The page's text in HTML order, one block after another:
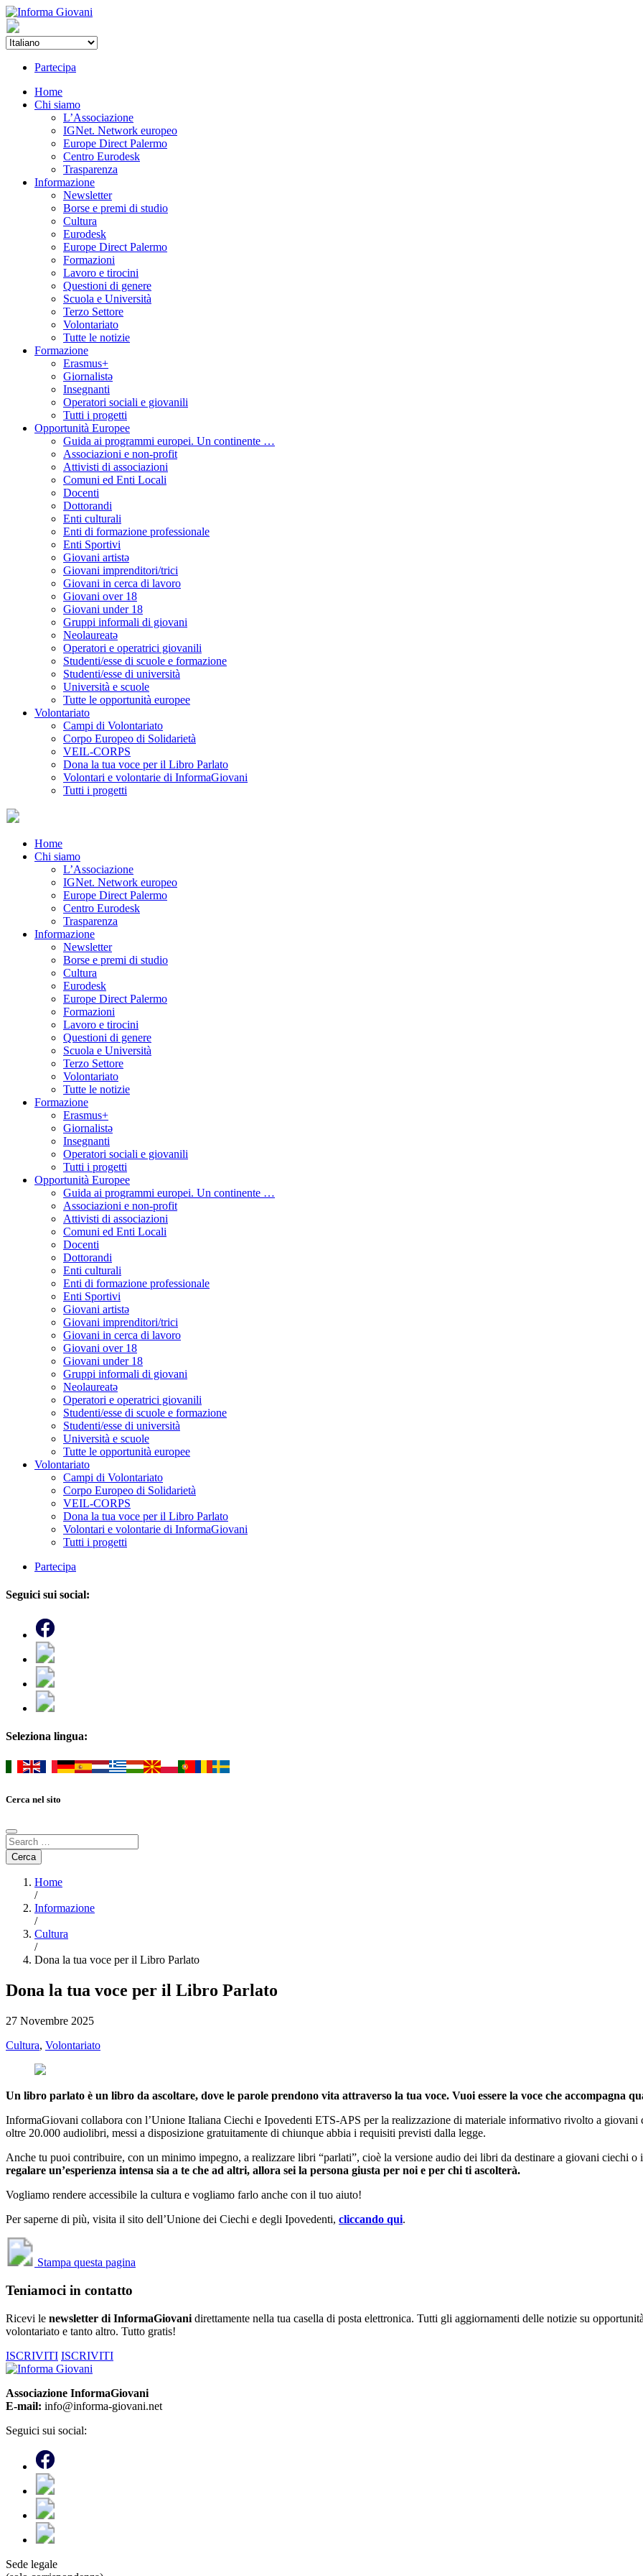
Partecipa
Home
Chi siamo
L’Associazione
IGNet. Network europeo
Europe Direct Palermo
Centro Eurodesk
Trasparenza
Informazione
Newsletter
Borse e premi di studio
Cultura
Eurodesk
Europe Direct Palermo
Formazioni
Lavoro e tirocini
Questioni di genere
Scuola e Università
Terzo Settore
Volontariato
Tutte le notizie
Formazione
Erasmus+
Giornalistə
Insegnanti
Operatori sociali e giovanili
Tutti i progetti
Opportunità Europee
Guida ai programmi europei. Un continente …
Associazioni e non-profit
Attivisti di associazioni
Comuni ed Enti Locali
Docenti
Dottorandi
Enti culturali
Enti di formazione professionale
Enti Sportivi
Giovani artistə
Giovani imprenditori/trici
Giovani in cerca di lavoro
Giovani over 18
Giovani under 18
Gruppi informali di giovani
Neolaureatə
Operatori e operatrici giovanili
Studenti/esse di scuole e formazione
Studenti/esse di università
Università e scuole
Tutte le opportunità europee
Volontariato
Campi di Volontariato
Corpo Europeo di Solidarietà
VEIL-CORPS
Dona la tua voce per il Libro Parlato
Volontari e volontarie di InformaGiovani
Tutti i progetti
Home
Chi siamo
L’Associazione
IGNet. Network europeo
Europe Direct Palermo
Centro Eurodesk
Trasparenza
Informazione
Newsletter
Borse e premi di studio
Cultura
Eurodesk
Europe Direct Palermo
Formazioni
Lavoro e tirocini
Questioni di genere
Scuola e Università
Terzo Settore
Volontariato
Tutte le notizie
Formazione
Erasmus+
Giornalistə
Insegnanti
Operatori sociali e giovanili
Tutti i progetti
Opportunità Europee
Guida ai programmi europei. Un continente …
Associazioni e non-profit
Attivisti di associazioni
Comuni ed Enti Locali
Docenti
Dottorandi
Enti culturali
Enti di formazione professionale
Enti Sportivi
Giovani artistə
Giovani imprenditori/trici
Giovani in cerca di lavoro
Giovani over 18
Giovani under 18
Gruppi informali di giovani
Neolaureatə
Operatori e operatrici giovanili
Studenti/esse di scuole e formazione
Studenti/esse di università
Università e scuole
Tutte le opportunità europee
Volontariato
Campi di Volontariato
Corpo Europeo di Solidarietà
VEIL-CORPS
Dona la tua voce per il Libro Parlato
Volontari e volontarie di InformaGiovani
Tutti i progetti
Partecipa
Seguici sui social:
Seleziona lingua:
Cerca nel sito
Home
/
Informazione
/
Cultura
/
Dona la tua voce per il Libro Parlato
Dona la tua voce per il Libro Parlato
27 Novembre 2025
Cultura, Volontariato
Un libro parlato è un libro da ascoltare, dove le parole prendono vita attraverso la tua voce. Vuoi essere la voce che accompagna
InformaGiovani collabora con l’Unione Italiana Ciechi e Ipovedenti ETS-APS per la realizzazione di materiale informativo rivolto a
oltre 20.000 audiolibri, messi a disposizione gratuitamente di chiunque abbia i requisiti previsti dalla legge.
Anche tu puoi contribuire, con un minimo impegno, a realizzare libri “parlati”, cioè la versione audio dei libri da destinare a giovani ciechi
regalare un’esperienza intensa sia a te che ad altri, allora sei la persona giusta per noi e per chi ti ascolterà.
Vogliamo rendere accessibile la cultura e vogliamo farlo anche con il tuo aiuto!
Per saperne di più, visita il sito dell’Unione dei Ciechi e degli Ipovedenti, cliccando qui.
Stampa questa pagina
Teniamoci in contatto
Ricevi le newsletter di InformaGiovani direttamente nella tua casella di posta elettronica. Tutti gli aggiornamenti delle notizie su
volontariato e tanto altro. Tutto gratis!
ISCRIVITI ISCRIVITI
Associazione InformaGiovani
E-mail: info@informa-giovani.net
Seguici sui social:
Sede legale